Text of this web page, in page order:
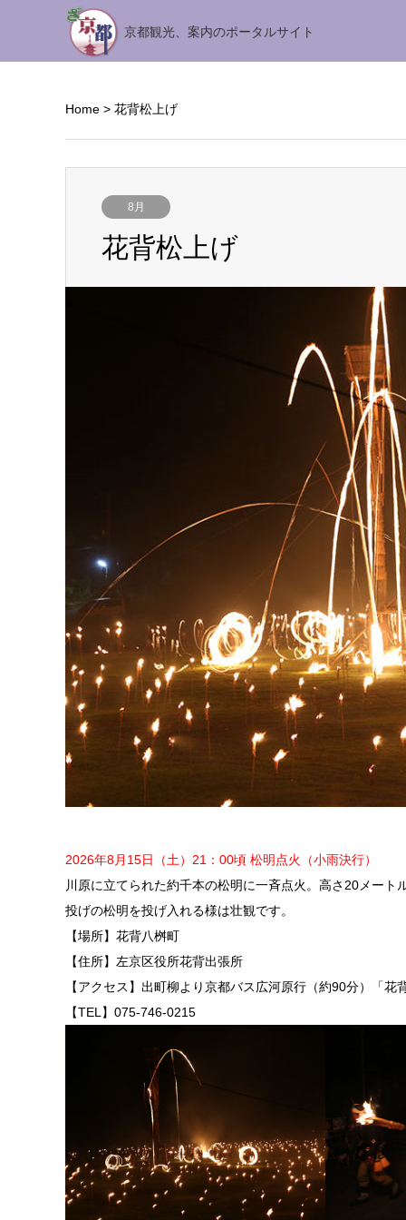
京都観光、案内のポータルサイト
Home > 花背松上げ
8月
花背松上げ
2026年8月15日（土）21：00頃 松明点火（小雨決行）
川原に立てられた約千本の松明に一斉点火。高さ20メー
投げの松明を投げ入れる様は壮観です。
【場所】花背八桝町
【住所】左京区役所花背出張所
【アクセス】出町柳より京都バス広河原行（約90分）「
【TEL】075-746-0215